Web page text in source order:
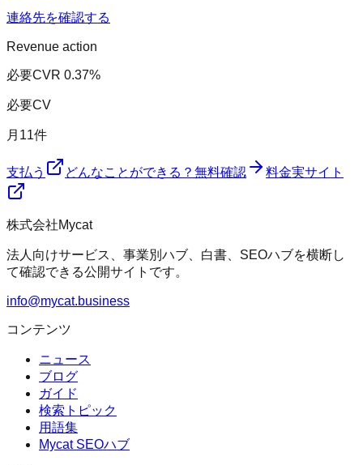
連絡先を確認する
Revenue action
必要CVR 0.37%
必要CV
月 11件
支払う どんなことができる？ 無料確認 料金実サイト
株式会社Mycat
法人向けサービス、事業別ハブ、白書、SEOハブを横断し
て確認できる公開サイトです。
info@mycat.business
コンテンツ
ニュース
ブログ
ガイド
検索トピック
用語集
Mycat SEOハブ